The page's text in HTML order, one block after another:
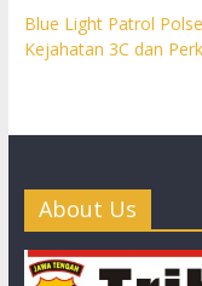
Blue Light Patrol
Kejahatan 3C dan
About Us